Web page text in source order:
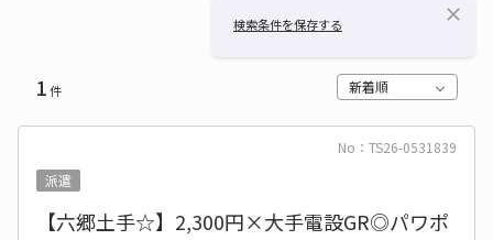
検索条件を保存する close
1件 新着順
No：TS26-0531839
派遣
【六郷土手☆】2,300円×大手電設GR◎パワポ